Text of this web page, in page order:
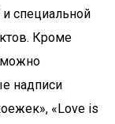
и специальной
Кроме
можно
надписи
«Love is